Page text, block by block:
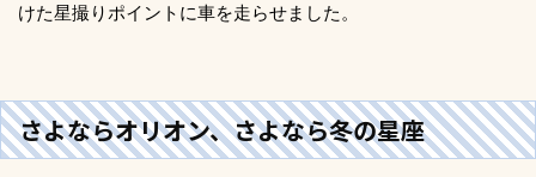
けた星撮りポイントに車を走らせました。
さよならオリオン、さよなら冬の星座